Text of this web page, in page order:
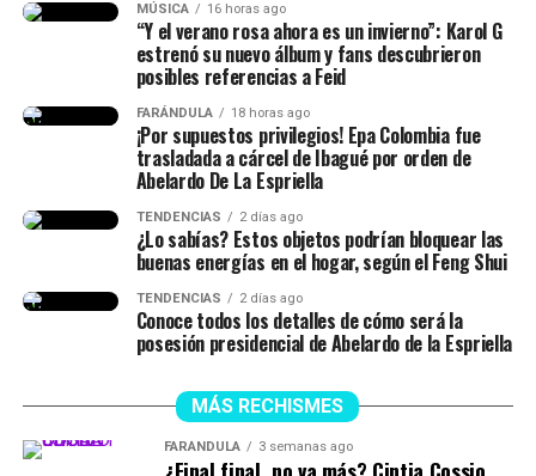
MÚSICA 16 horas ago
“Y el verano rosa ahora es un invierno”: Karol G
estrenó su nuevo álbum y fans descubrieron
posibles referencias a Feid
FARÁNDULA 18 horas ago
¡Por supuestos privilegios! Epa Colombia fue
trasladada a cárcel de Ibagué por orden de
Abelardo De La Espriella
TENDENCIAS 2 días ago
¿Lo sabías? Estos objetos podrían bloquear las
buenas energías en el hogar, según el Feng Shui
TENDENCIAS 2 días ago
Conoce todos los detalles de cómo será la
posesión presidencial de Abelardo de la Espriella
MÁS RECHISMES
FARÁNDULA 3 semanas ago